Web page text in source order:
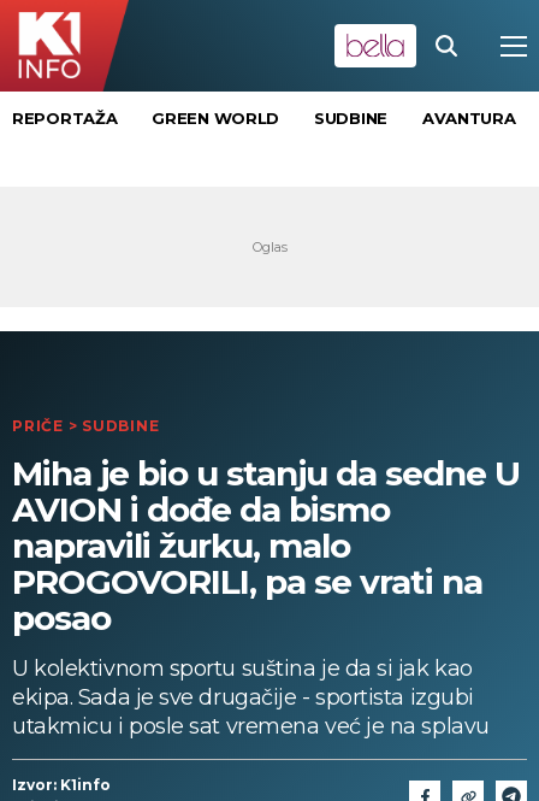
REPORTAŽA GREEN WORLD SUDBINE AVANTURA
PRIČE > SUDBINE
Miha je bio u stanju da sedne U
AVION i dođe da bismo
napravili žurku, malo
PROGOVORILI, pa se vrati na
posao
U kolektivnom sportu suština je da si jak kao
ekipa. Sada je sve drugačije - sportista izgubi
utakmicu i posle sat vremena već je na splavu
Izvor: K1info